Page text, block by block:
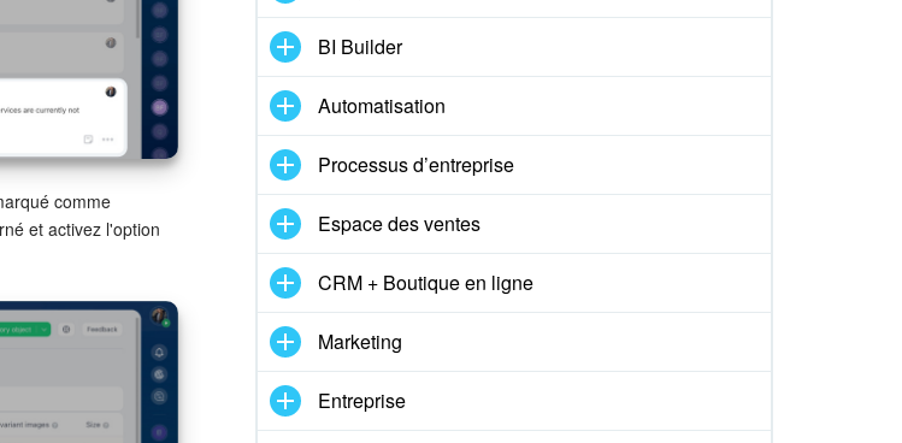
comme
et activez l'option
BI Builder
Automatisation
Processus d’entreprise
Espace des ventes
CRM + Boutique en ligne
Marketing
Entreprise